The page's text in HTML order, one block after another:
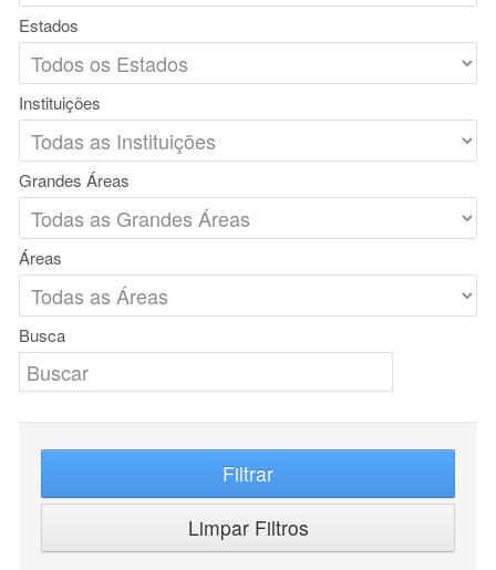
Estados
Instituições
Grandes Áreas
Áreas
Busca
Filtrar
Limpar Filtros